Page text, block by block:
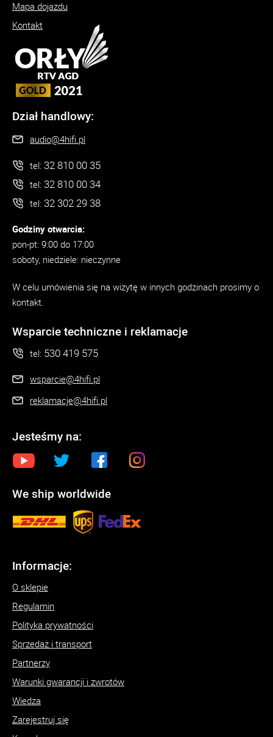
Mapa dojazdu
Kontakt
Dział handlowy:
audio@4hifi.pl
tel: 32 810 00 35
tel: 32 810 00 34
tel: 32 302 29 38
Godziny otwarcia:
pon-pt: 9:00 do 17:00
soboty, niedziele: nieczynne
W celu umówienia się na wizytę w innych godzinach prosimy o
kontakt.
Wsparcie techniczne i reklamacje
tel: 530 419 575
wsparcie@4hifi.pl
reklamacje@4hifi.pl
Jesteśmy na:
We ship worldwide
Informacje:
O sklepie
Regulamin
Polityka prywatności
Sprzedaż i transport
Partnerzy
Warunki gwarancji i zwrotów
Wiedza
Zarejestruj się